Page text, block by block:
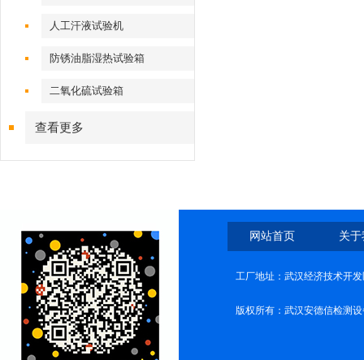
人工汗液试验机
防锈油脂湿热试验箱
二氧化硫试验箱
查看更多
网站首页 关
工厂地址：武汉经济技术开
版权所有：武汉安德信检测